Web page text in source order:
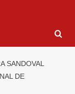
SANDOVAL
DE